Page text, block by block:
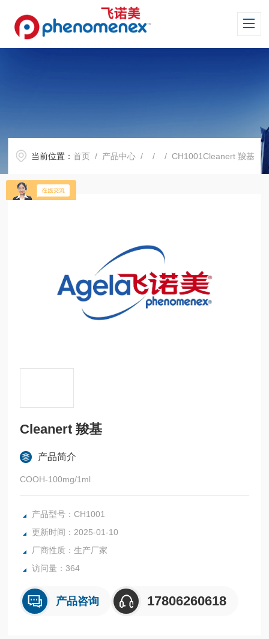
当前位置：首页 / 产品中心 / / / CH1001Cleanert 羧基
Cleanert 羧基
产品简介
COOH-100mg/1ml
产品型号：CH1001
更新时间：2025-01-10
厂商性质：生产厂家
访问量：364
产品咨询 17806260618